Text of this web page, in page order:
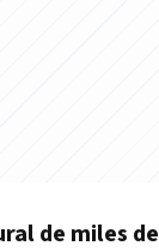
de miles de